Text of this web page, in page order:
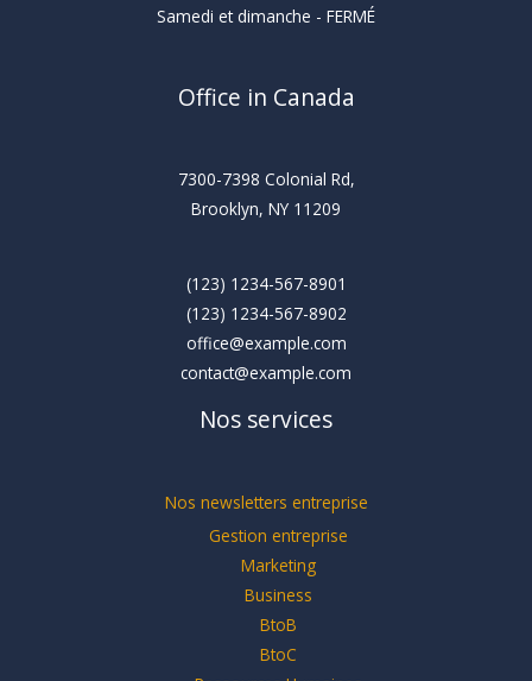
Samedi et dimanche - FERMÉ
Office in Canada
7300-7398 Colonial Rd,
Brooklyn, NY 11209
(123) 1234-567-8901
(123) 1234-567-8902
office@example.com
contact@example.com
Nos services
Nos newsletters entreprise
Gestion entreprise
Marketing
Business
BtoB
BtoC